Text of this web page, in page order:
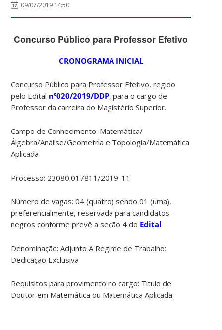
09/07/2019 14:50
Concurso Público para Professor Efetivo
CRONOGRAMA INICIAL
Concurso Público para Professor Efetivo, regido
pelo Edital nº020/2019/DDP, para o cargo de
Professor da carreira do Magistério Superior.
Campo de Conhecimento: Matemática/
Álgebra/Análise/Geometria e Topologia/Matemática
Aplicada
Processo: 23080.017811/2019-11
Número de vagas: 04 (quatro) sendo 01 (uma),
preferencialmente, reservada para candidatos
negros conforme prevê a seção 4 do Edital
Denominação: Adjunto A Regime de Trabalho:
Dedicação Exclusiva
Requisitos para provimento no cargo: Título de
Doutor em Matemática ou Matemática Aplicada